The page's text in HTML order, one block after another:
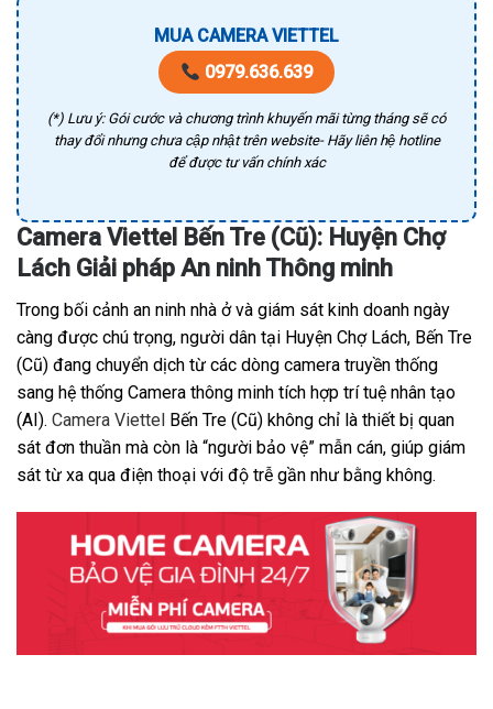
MUA CAMERA VIETTEL
0979.636.639
(*) Lưu ý: Gói cước và chương trình khuyến mãi từng tháng sẽ có
thay đổi nhưng chưa cập nhật trên website- Hãy liên hệ hotline
để được tư vấn chính xác
Camera Viettel Bến Tre (Cũ): Huyện Chợ
Lách Giải pháp An ninh Thông minh
Trong bối cảnh an ninh nhà ở và giám sát kinh doanh ngày
càng được chú trọng, người dân tại Huyện Chợ Lách, Bến Tre
(Cũ) đang chuyển dịch từ các dòng camera truyền thống
sang hệ thống Camera thông minh tích hợp trí tuệ nhân tạo
(AI). Camera Viettel Bến Tre (Cũ) không chỉ là thiết bị quan
sát đơn thuần mà còn là “người bảo vệ” mẫn cán, giúp giám
sát từ xa qua điện thoại với độ trễ gần như bằng không.